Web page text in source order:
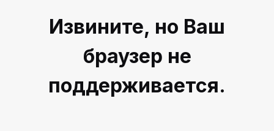
Извините, но Ваш
браузер не
поддерживается.